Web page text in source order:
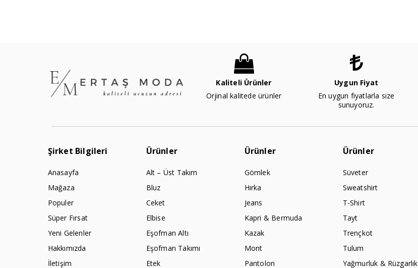
Kaliteli Ürünler
Orjinal kalitede ürünler
Uygun Fiyat
En uygun fiyatlarla size
sunuyoruz.
Şirket Bilgileri
Anasayfa
Mağaza
Populer
Süper Fırsat
Yeni Gelenler
Hakkımızda
İletişim
Ürünler
Alt – Üst Takım
Bluz
Ceket
Elbise
Eşofman Altı
Eşofman Takımı
Etek
Ürünler
Gömlek
Hırka
Jeans
Kapri & Bermuda
Kazak
Mont
Pantolon
Ürünler
Süveter
Sweatshirt
T-Shirt
Tayt
Trençkot
Tulum
Yağmurluk & Rüzgarlık